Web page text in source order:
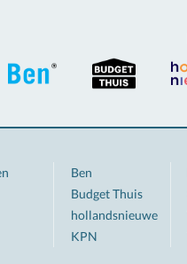
Ben
Budget Thuis
hollandsnieuwe
KPN